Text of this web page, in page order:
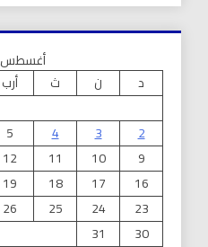
أغسطس 2026
د
ن ث أرب
2
3
4
5
9
10
11
12
16
17
18
19
23
24
25
26
30
31